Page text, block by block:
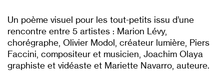
Un poème visuel pour les tout-petits issu d’une
rencontre entre 5 artistes : Marion Lévy,
chorégraphe, Olivier Modol, créateur lumière, Piers
Faccini, compositeur et musicien, Joachim Olaya
graphiste et vidéaste et Mariette Navarro, auteure.